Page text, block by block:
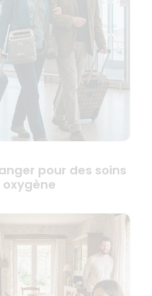
pour des soins